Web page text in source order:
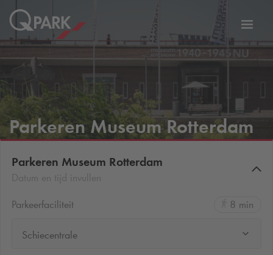
Parkeren Museum Rotterdam
Parkeren Museum Rotterdam
Parkeerfaciliteit
8 min
Schiecentrale